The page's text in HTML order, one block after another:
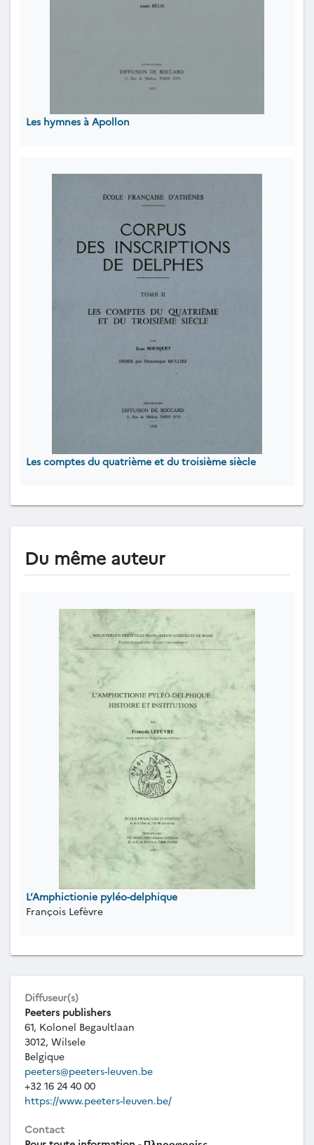
Les hymnes à Apollon
Les comptes du quatrième et du troisième siècle
Du même auteur
L’Amphictionie pyléo-delphique
François Lefèvre
Diffuseur(s)
Peeters publishers
61, Kolonel Begaultlaan
3012, Wilsele
Belgique
peeters@peeters-leuven.be
+32 16 24 40 00
https://www.peeters-leuven.be/
Contact